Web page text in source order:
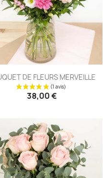
DE FLEURS MERVEILLE
38,00 €